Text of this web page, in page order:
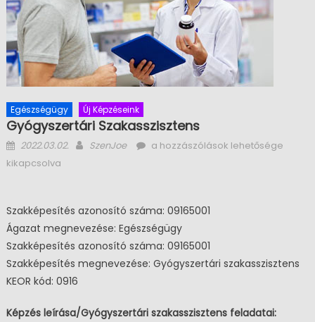
Egészségügy Új Képzéseink
Gyógyszertári Szakasszisztens
Posted on
2022.03.02. Author
SzenJoe
Gyógyszertári szakasszisztens
a hozzászólások lehetősége
kikapcsolva
Szakképesítés azonosító száma: 09165001
Ágazat megnevezése: Egészségügy
Szakképesítés azonosító száma: 09165001
Szakképesítés megnevezése: Gyógyszertári szakasszisztens
KEOR kód: 0916
Képzés leírása/Gyógyszertári szakasszisztens feladatai: